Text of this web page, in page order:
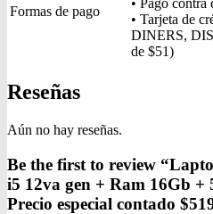
Formas de pago
• Pago
• Tarjeta de
DINERS,
de $51)
Reseñas
Aún no hay reseñas.
Be the first to review
i5 12va gen + Ram 16Gb +
Precio especial contado